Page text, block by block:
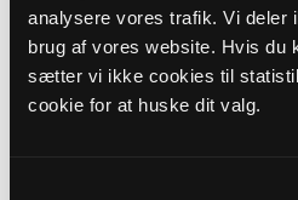
analysere vores trafik. Vi deler
brug af vores website. Hvis du
sætter vi ikke cookies til
cookie for at huske dit valg.
Karlslunde
Maria Ena